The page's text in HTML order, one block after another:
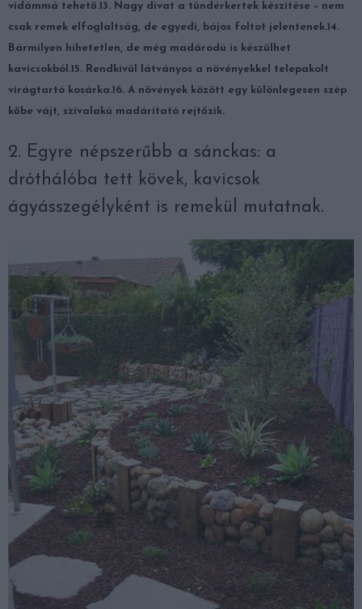
vidámmá tehető.13. Nagy divat a tündérkertek készítése – nem
csak remek elfoglaltság, de egyedi, bájos foltot jelentenek.14.
Bármilyen hihetetlen, de még madárodú is készülhet
kavicsokból.15. Rendkívül látványos a növényekkel telepakolt
virágtartó kosárka.16. A növények között egy különlegesen szép
kőbe vájt, szívalakú madáritató rejtőzik.
2. Egyre népszerűbb a sánckas: a
dróthálóba tett kövek, kavicsok
ágyásszegélyként is remekül mutatnak.